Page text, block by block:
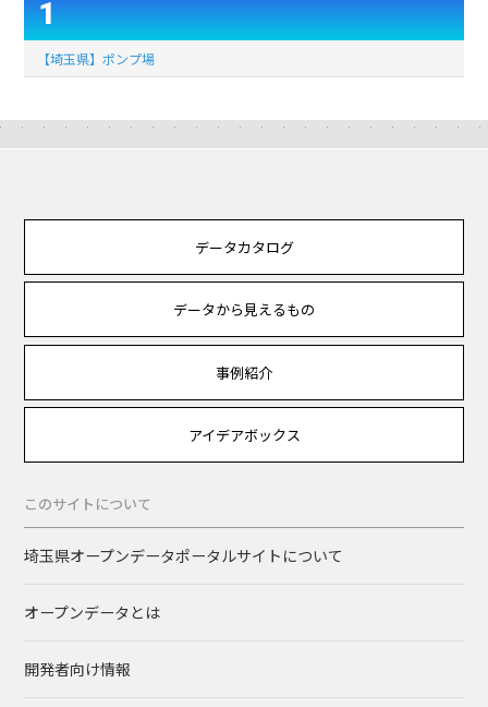
1
【埼玉県】ポンプ場
データカタログ
データから見えるもの
事例紹介
アイデアボックス
このサイトについて
埼玉県オープンデータポータルサイトについて
オープンデータとは
開発者向け情報